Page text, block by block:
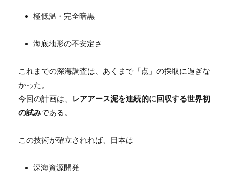
極低温・完全暗黒
海底地形の不安定さ
これまでの深海調査は、あくまで「点」の採取に過ぎな
かった。
今回の計画は、
レアアース泥を連続的に回収する世界初
の試みである。
この技術が確立されれば、日本は
深海資源開発